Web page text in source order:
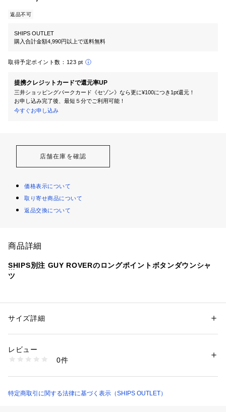
返品不可
SHIPS OUTLET
購入合計金額4,990円以上で送料無料
取得予定ポイント数： 123 pt
提携クレジットカードで還元率UP
三井ショッピングパークカード《セゾン》なら更に¥100につき1pt還元！
お申し込み完了後、最短５分でご利用可能！
今すぐお申し込み
店舗在庫を確認
価格表示について
取り寄せ商品について
返品交換について
商品詳細
SHIPS別注 GUY ROVERのロングポイントボタンダウンシャ
ツ
ーのボタンダウンシャツ。
【デザイン・スタイリング】
絶妙なカラー展開で汎用性が高くワードローブに加えたい一
ん、
性別：メンズ
素材：コットン100%
商品番号：
111180153 （ショップ）
サイズ詳細
レビュー
0件
特定商取引に関する法律に基づく表示（SHIPS OUTLET）